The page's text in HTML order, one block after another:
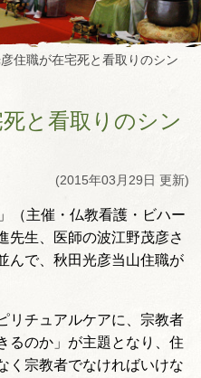
住職が在宅死と看取りのシン
と看取りのシン
(2015年03月29日 更新)
（主催・仏教看護・ビハー
先生、医師の波江野茂彦さ
んで、秋田光彦当山住職が
リチュアルケアに、宗教者
るのか」が主題となり、住
く宗教者でなければいけな